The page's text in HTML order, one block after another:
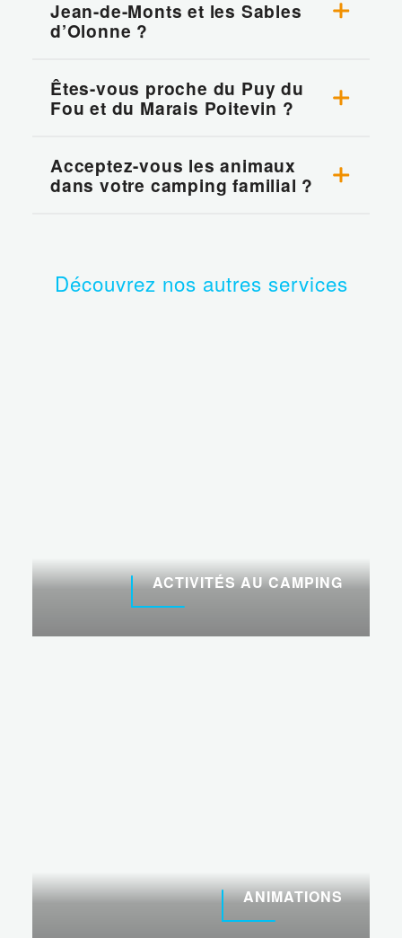
Jean-de-Monts et les Sables
d’Olonne ?
Êtes-vous proche du Puy du
Fou et du Marais Poitevin ?
Acceptez-vous les animaux
dans votre camping familial ?
Découvrez nos autres services
ACTIVITÉS AU CAMPING
ANIMATIONS